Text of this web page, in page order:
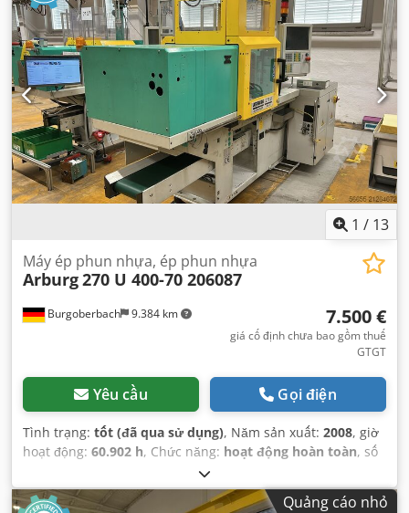
1 / 13
Burgoberbach 9.384 km
Máy ép phun nhựa, ép phun nhựa
Arburg270 U 400-70 206087
7.500 €
giá cố định chưa bao gồm thuế
GTGT
Yêu cầu Gọi điện
Tình trạng: tốt (đã qua sử dụng), Năm sản xuất: 2008, giờ
hoạt động: 60.902 h, Chức năng: hoạt động hoàn toàn, số
, lực kẹp:
trục vít:22 mm, dung tích xi lanh:34 cm³,
Quảng cáo nhỏ